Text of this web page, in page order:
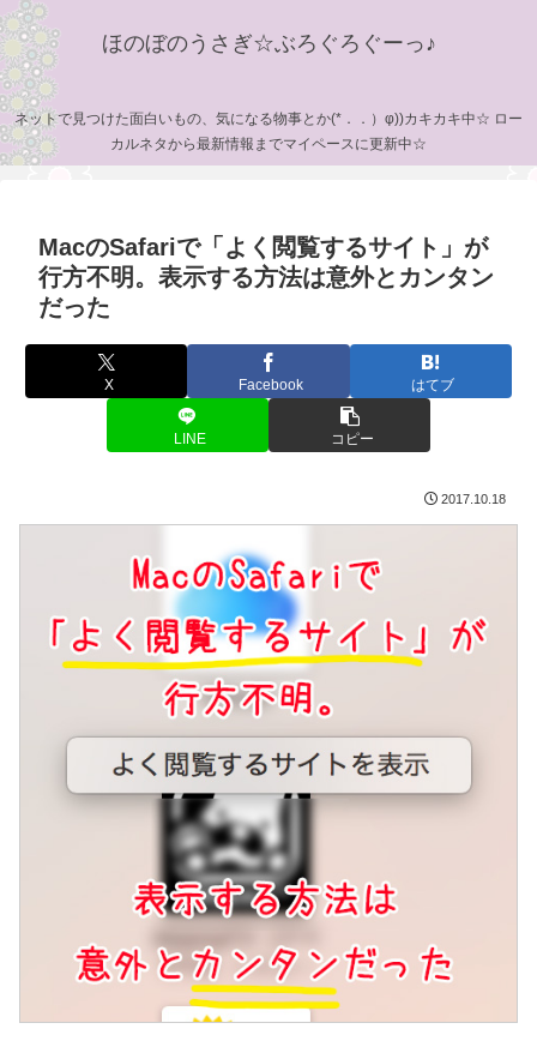
ほのぼのうさぎ☆ぶろぐろぐーっ♪
ネットで見つけた面白いもの、気になる物事とか(*．．）φ))カキカキ中☆ ロー
カルネタから最新情報までマイペースに更新中☆
MacのSafariで「よく閲覧するサイト」が
行方不明。表示する方法は意外とカンタン
だった
X Facebook はてブ
LINE コピー
2017.10.18